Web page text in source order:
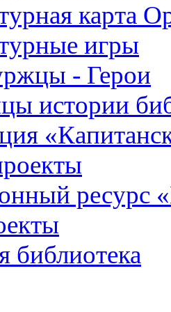
карта
игры
- Герои
истории
ресурс
библиотека